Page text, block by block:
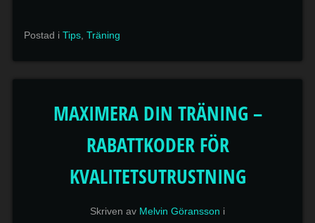
Postad iTips ,Träning
MAXIMERA DIN TRÄNING –
RABATTKODER FÖR
KVALITETSUTRUSTNING
Skriven av Melvin Göransson i